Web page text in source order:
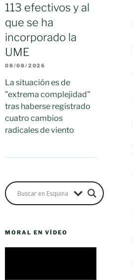
113 efectivos y al
que se ha
incorporado la
UME
08/08/2026
La situación es de
"extrema complejidad"
tras haberse registrado
cuatro cambios
radicales de viento
MORAL EN VÍDEO